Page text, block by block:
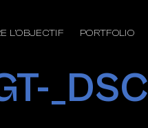
L’OBJECTIF PORTFOLIO